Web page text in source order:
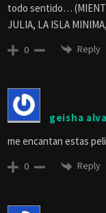
todo sentido…
JULIA, LA ISLA
0 Reply
geisha
me encantan estas
0 Reply